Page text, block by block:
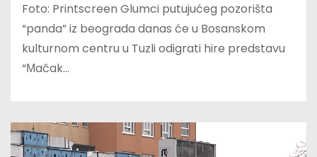
Foto: Printscreen Glumci putujućeg pozorišta
“panda” iz beograda danas će u Bosanskom
kulturnom centru u Tuzli odigrati hire predstavu
“Мačak…